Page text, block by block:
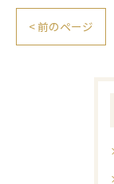
< 前のページ